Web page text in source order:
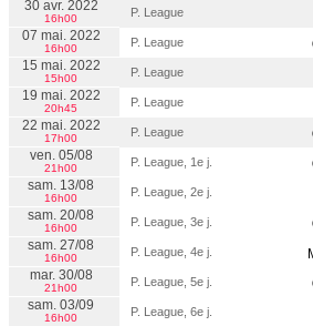
30 avr. 2022
16h00 P. League
07 mai. 2022
16h00 P. League
15 mai. 2022
15h00 P. League
19 mai. 2022
20h45 P. League
22 mai. 2022
17h00 P. League
ven. 05/08
21h00 P. League, 1e j.
sam. 13/08
16h00 P. League, 2e j.
sam. 20/08
16h00 P. League, 3e j.
sam. 27/08
16h00 P. League, 4e j.
mar. 30/08
21h00 P. League, 5e j.
sam. 03/09
16h00 P. League, 6e j.